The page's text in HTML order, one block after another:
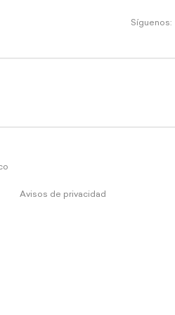
Síguenos:
Avisos de privacidad